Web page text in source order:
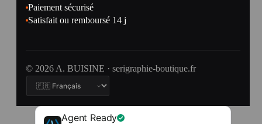
Paiement sécurisé
Satisfait ou remboursé 14 j
© 2026 A. BUISINE · serigraphie-boutique.fr
Agent Ready